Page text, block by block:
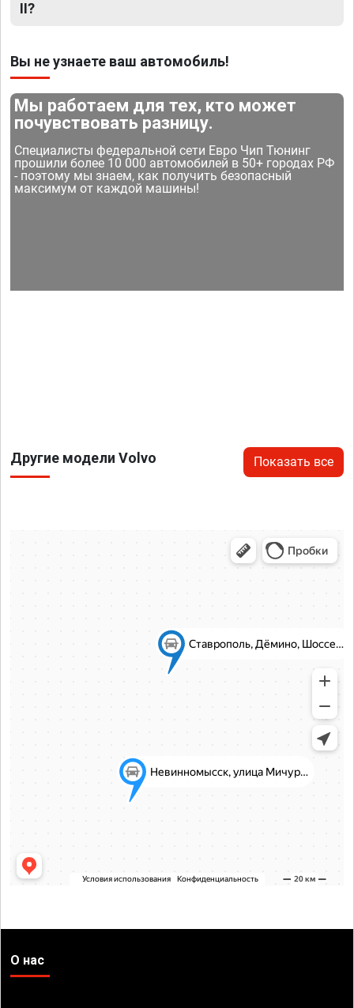
II?
Вы не узнаете ваш автомобиль!
Мы работаем для тех, кто может
почувствовать разницу.
Специалисты федеральной сети Евро Чип Тюнинг
прошили более 10 000 автомобилей в 50+ городах РФ
- поэтому мы знаем, как получить безопасный
максимум от каждой машины!
Другие модели Volvo Показать все
О нас